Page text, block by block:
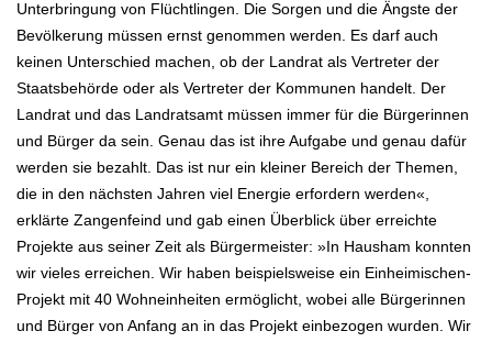
Unterbringung von Flüchtlingen. Die Sorgen und die Ängste der
Bevölkerung müssen ernst genommen werden. Es darf auch
keinen Unterschied machen, ob der Landrat als Vertreter der
Staatsbehörde oder als Vertreter der Kommunen handelt. Der
Landrat und das Landratsamt müssen immer für die Bürgerinnen
und Bürger da sein. Genau das ist ihre Aufgabe und genau dafür
werden sie bezahlt. Das ist nur ein kleiner Bereich der Themen,
die in den nächsten Jahren viel Energie erfordern werden«,
erklärte Zangenfeind und gab einen Überblick über erreichte
Projekte aus seiner Zeit als Bürgermeister: »In Hausham konnten
wir vieles erreichen. Wir haben beispielsweise ein Einheimischen-
Projekt mit 40 Wohneinheiten ermöglicht, wobei alle Bürgerinnen
und Bürger von Anfang an in das Projekt einbezogen wurden. Wir